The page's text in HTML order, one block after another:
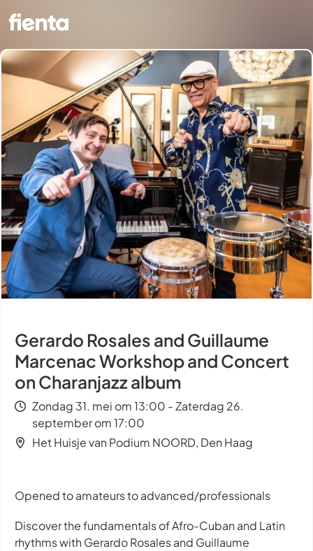
Gerardo Rosales and Guillaume
Marcenac Workshop and Concert
on Charanjazz album
Zondag 31. mei om 13:00 - Zaterdag 26.
september om 17:00
Het Huisje van Podium NOORD, Den Haag
Opened to amateurs to advanced/professionals
Discover the fundamentals of Afro-Cuban and Latin
rhythms with Gerardo Rosales and Guillaume